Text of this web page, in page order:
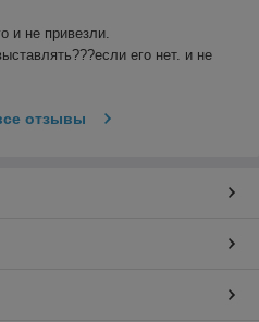
и не привезли.
его нет. и не
отзывы